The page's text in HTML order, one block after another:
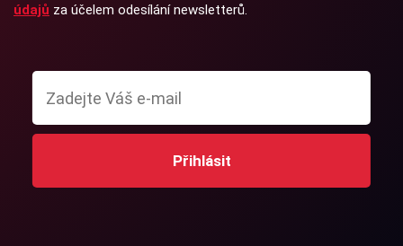
údajů za účelem odesílání newsletterů.
Přihlásit